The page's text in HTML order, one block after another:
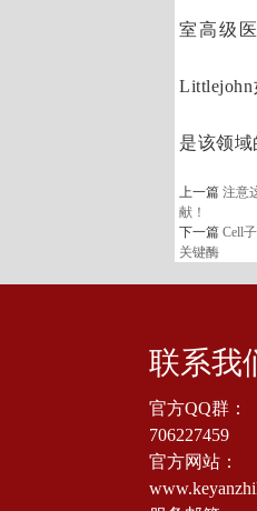
室高级
Littlejohn
是该领
上一篇注意
献！
下一篇Cell
关键酶
联系我
官方QQ群：
706227459
官方网站：